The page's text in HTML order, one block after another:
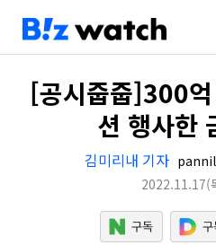
[공시줍줍]300
션 행사한
김미리내 기자
2022.11.17(